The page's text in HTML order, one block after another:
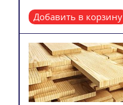
Добавить в корзину